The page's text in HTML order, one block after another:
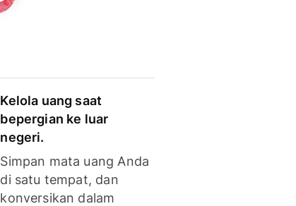
Kelola uang saat
bepergian ke luar
negeri.
Simpan mata uang Anda
di satu tempat, dan
konversikan dalam